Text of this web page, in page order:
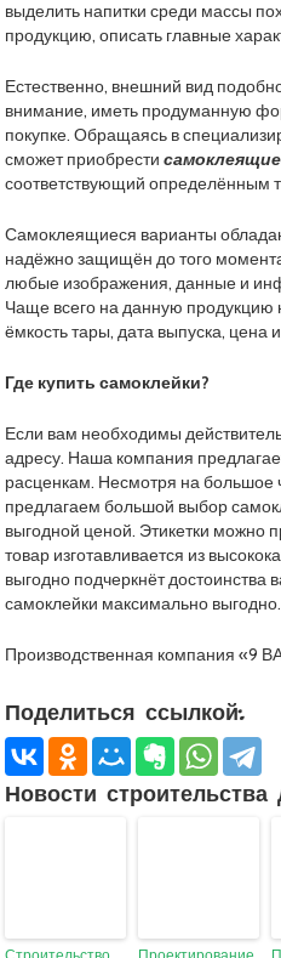
выделить напитки среди массы
продукцию, описать главные
Естественно, внешний вид
внимание, иметь продуманную
покупке. Обращаясь в
сможет приобрести
соответствующий определённым
Самоклеящиеся варианты
надёжно защищён до того
любые изображения, данные и
Чаще всего на данную продукцию
ёмкость тары, дата выпуска, цена
Где купить самоклейки?
Если вам необходимы
адресу. Наша компания
расценкам. Несмотря на большое
предлагаем большой выбор
выгодной ценой. Этикетки можно
товар изготавливается из
выгодно подчеркнёт
самоклейки максимально выгодно.
Производственная компания «9
Поделиться ссылкой:
Новости